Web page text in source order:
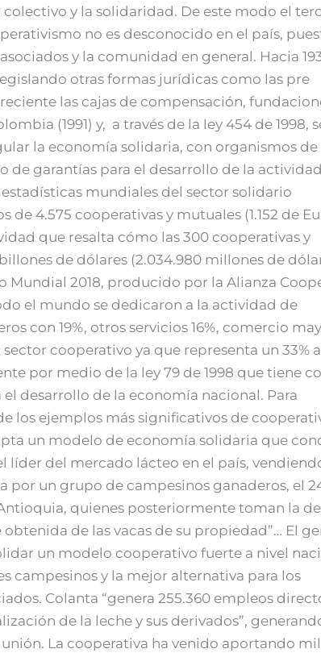
y la solidaridad. De este modo el
no es desconocido en el país,
y la comunidad en general. Hacia
otras formas jurídicas como las pre
las cajas de compensación,
(1991) y, a través de la ley 454 de 1998,
la economía solidaria, con organismos de
garantías para el desarrollo de la actividad
mundiales del sector solidario
4.575 cooperativas y mutuales (1.152 de
que resalta cómo las 300 cooperativas y
de dólares (2.034.980 millones de
Mundial 2018, producido por la Alianza
el mundo se dedicaron a la actividad de
con 19%, otros servicios 16%, comercio
cooperativo ya que representa un 33%
por medio de la ley 79 de 1998 que tiene
desarrollo de la economía nacional. Para
ejemplos más significativos de
un modelo de economía solidaria que
líder del mercado lácteo en el país,
por un grupo de campesinos ganaderos, el
quienes posteriormente toman la
de las vacas de su propiedad”… El
un modelo cooperativo fuerte a nivel
campesinos y la mejor alternativa para los
Colanta “genera 255.360 empleos
de la leche y sus derivados”,
La cooperativa ha venido aportando